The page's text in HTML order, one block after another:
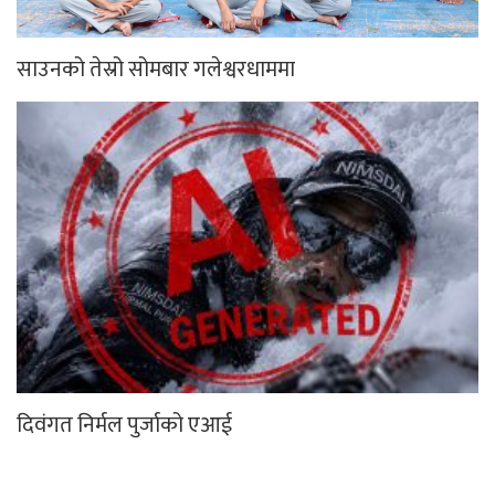
साउनको तेस्रो सोमबार गलेश्वरधाममा
दिवंगत निर्मल पुर्जाको एआई